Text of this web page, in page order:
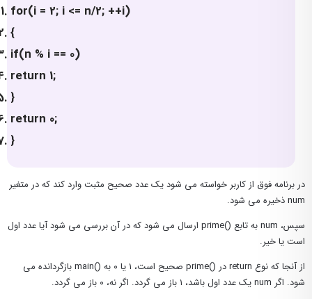
for(i = 2; i <= n/2; ++i)
{
if(n % i == 0)
return 1;
}
return 0;
}
در برنامه فوق از کاربر خواسته می شود یک عدد صحیح مثبت وارد کند که در متغیر
num ذخیره می شود.
سپس، num به تابع ()prime ارسال می شود که در آن بررسی می شود آیا عدد اول
است یا خیر.
از آنجا که نوع return در ()prime صحیح است، ۱ یا ۰ به ()main بازگردانده می
شود. اگر num یک عدد اول باشد، ۱ باز می گردد. اگر نه، ۰ باز می گردد.